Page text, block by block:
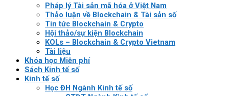
Pháp lý Tài sản mã hóa ở Việt Nam
Thảo luận về Blockchain & Tài sản số
Tin tức Blockchain & Crypto
Hội thảo/sự kiện Blockchain
KOLs – Blockchain & Crypto Vietnam
Tài liệu
Khóa học Miễn phí
Sách Kinh tế số
Kinh tế số
Học ĐH Ngành Kinh tế số